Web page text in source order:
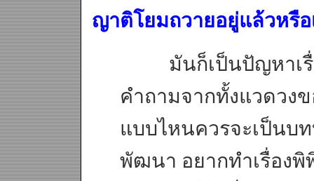
ญาติโยมถวายอยู่แล้วหรือ
มันก็เป็นปัญหาเรื่อ
คำถามจากทั้งแวดวง
แบบไหนควรจะเป็นบ
พัฒนา อยากทำเรื่อง